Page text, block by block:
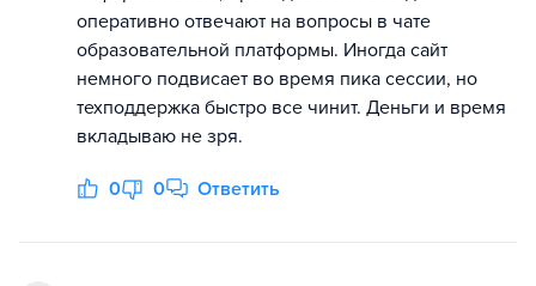
оперативно отвечают на вопросы в чате
образовательной платформы. Иногда сайт
немного подвисает во время пика сессии, но
техподдержка быстро все чинит. Деньги и время
вкладываю не зря.
0 0 Ответить